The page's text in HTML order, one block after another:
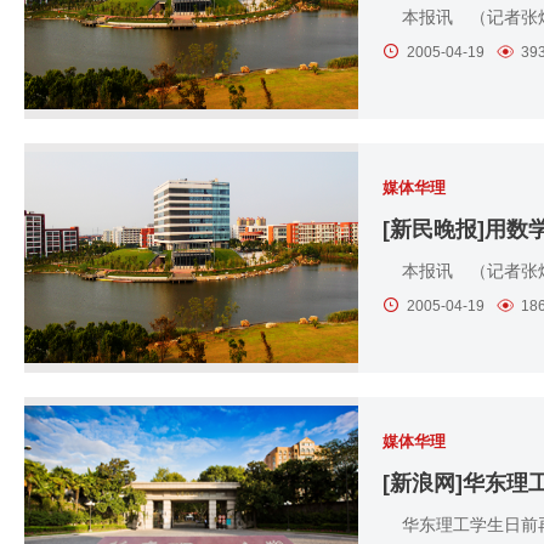
本报讯 （记者张
2005-04-19
媒体华理
[新民晚报]用数
本报讯 （记者张
2005-04-19
媒体华理
[新浪网]华东理
华东理工学生日